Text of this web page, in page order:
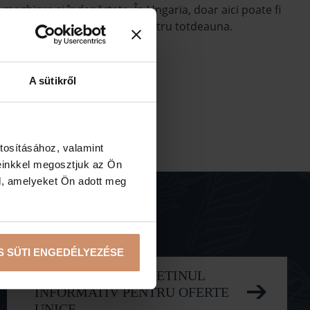
A sütikről
valamint
megosztjuk az Ön
amelyeket Ön adott meg
SÜTI ENGEDÉLYEZÉSE
și îndepărtate. În Ungaria, doar aici poate fi
zoologice nu a dispărut pentru totdeauna.
ÎNSCRIERE LA BULETINUL
INFORMATIV PENTRU OFERTE